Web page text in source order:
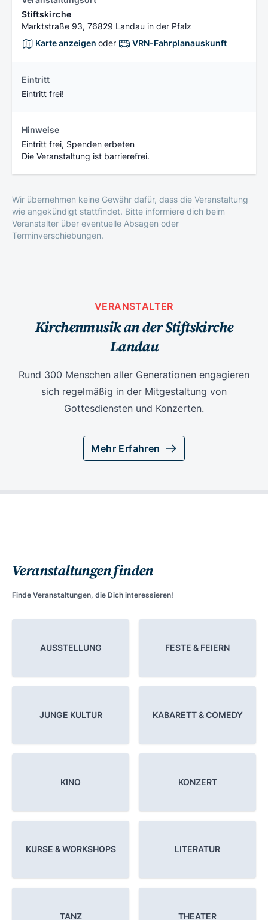
Stiftskirche
Marktstraße 93, 76829 Landau in der Pfalz
Karte anzeigen oder VRN-Fahrplanauskunft
Eintritt
Eintritt frei!
Hinweise
Eintritt frei, Spenden erbeten
Die Veranstaltung ist barrierefrei.
Wir übernehmen keine Gewähr dafür, dass die Veranstaltung
wie angekündigt stattfindet. Bitte informiere dich beim
Veranstalter über eventuelle Absagen oder
Terminverschiebungen.
VERANSTALTER
Kirchenmusik an der Stiftskirche
Landau
Rund 300 Menschen aller Generationen engagieren
sich regelmäßig in der Mitgestaltung von
Gottesdiensten und Konzerten.
Mehr Erfahren
Veranstaltungen finden
Finde Veranstaltungen, die Dich interessieren!
AUSSTELLUNG FESTE & FEIERN
JUNGE KULTUR KABARETT & COMEDY
KINO KONZERT
KURSE & WORKSHOPS LITERATUR
TANZ THEATER